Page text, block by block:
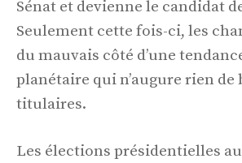
Sénat et devienne le candidat
Seulement cette fois-ci, les
du mauvais côté d’une
planétaire qui n’augure rien de
titulaires.
Les élections présidentielles